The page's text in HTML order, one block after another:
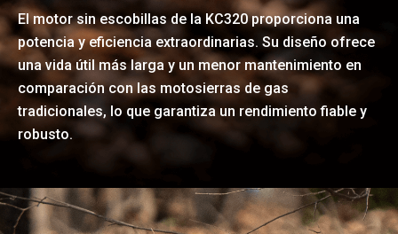
El motor sin escobillas de la KC320 proporciona una
potencia y eficiencia extraordinarias. Su diseño ofrece
una vida útil más larga y un menor mantenimiento en
comparación con las motosierras de gas
tradicionales, lo que garantiza un rendimiento fiable y
robusto.